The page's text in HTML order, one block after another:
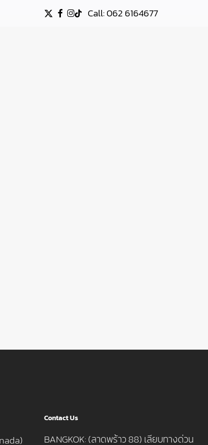
Call: 062 6164677
X-
TWITTER
FACEBOOK
INSTAGRAM
TIKTOK
Contact Us
BANGKOK: (ลาดพร้าว 88) เลียบทางด่วน